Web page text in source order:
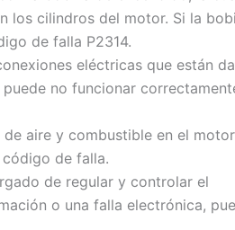
los cilindros del motor. Si la
de falla P2314.
eléctricas que están
no funcionar
aire y combustible en el
de falla.
de regular y controlar el
o una falla electrónica,